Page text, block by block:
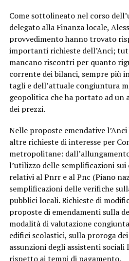
Come sottolineato nel corso
delegato alla Finanza locale,
provvedimento hanno trovato
importanti richieste dell’Anci;
mancano riscontri per quanto
corrente dei bilanci, sempre più
tagli e dell’attuale congiuntura
geopolitica che ha portato ad un
dei prezzi.
Nelle proposte emendative
altre richieste di interesse per
metropolitane:
l’utilizzo delle semplificazioni
relativi al Pnrr e al Pnc (Piano
semplificazioni delle verifiche
pubblici locali. Richieste di
proposte di emendamenti sulla
modalità di valutazione
edifici scolastici, sulla proroga
assunzioni degli assistenti sociali
rispetto ai tempi di pagamento.